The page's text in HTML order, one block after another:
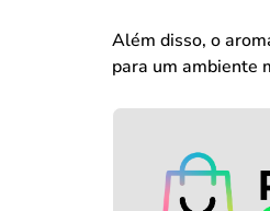
Além disso, o
para um ambiente